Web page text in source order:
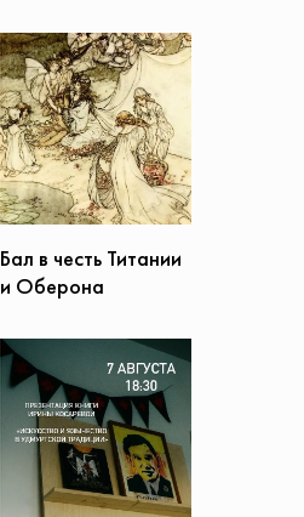
Бал в честь Титании
и Оберона